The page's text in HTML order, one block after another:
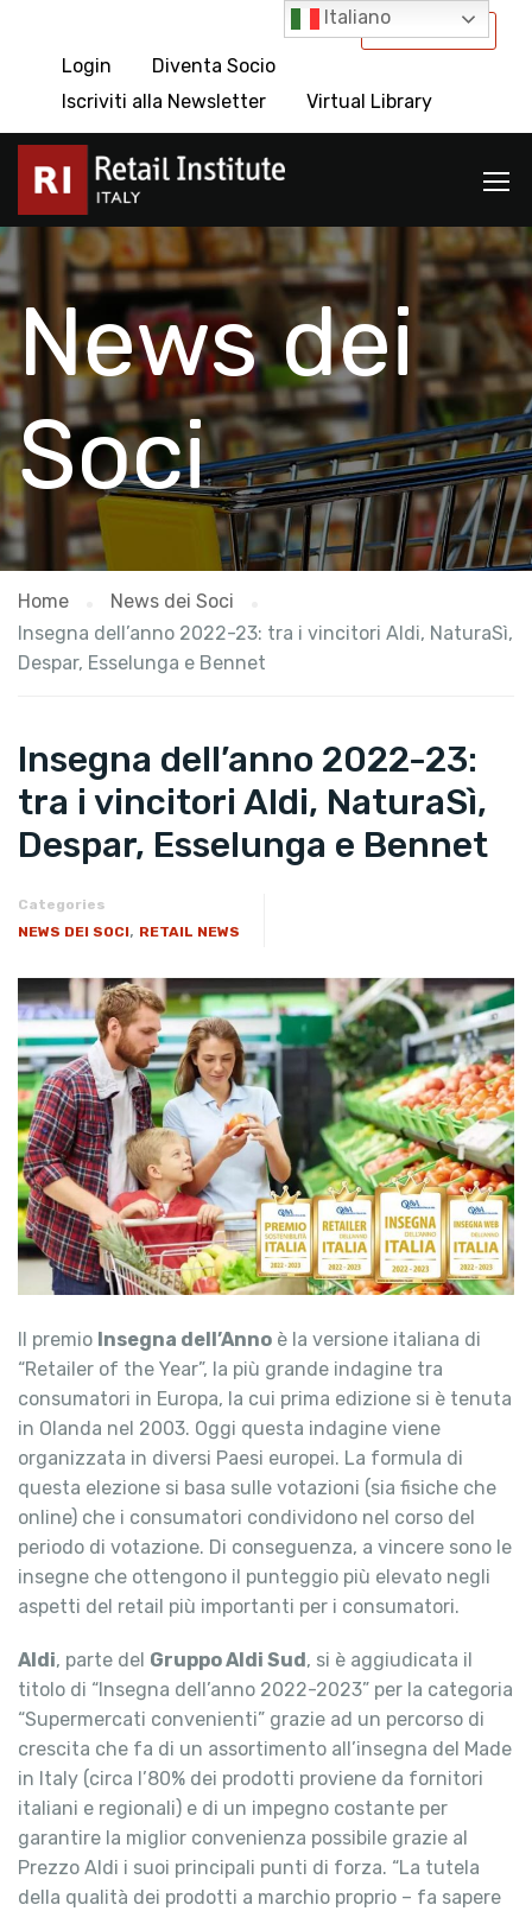
International
Login
Diventa Socio
Iscriviti alla Newsletter
Virtual Library
News dei
Soci
Home
News dei Soci
Insegna dell’anno 2022-23: tra i vincitori Aldi, NaturaSì,
Despar, Esselunga e Bennet
Insegna dell’anno 2022-23:
tra i vincitori Aldi, NaturaSì,
Despar, Esselunga e Bennet
Categories
NEWS DEI SOCI, RETAIL NEWS
Il premio Insegna dell’Anno è la versione italiana di
“Retailer of the Year”, la più grande indagine tra
consumatori in Europa, la cui prima edizione si è tenuta
in Olanda nel 2003. Oggi questa indagine viene
organizzata in diversi Paesi europei. La formula di
questa elezione si basa sulle votazioni (sia fisiche che
online) che i consumatori condividono nel corso del
periodo di votazione. Di conseguenza, a vincere sono le
insegne che ottengono il punteggio più elevato negli
aspetti del retail più importanti per i consumatori.
Aldi, parte del Gruppo Aldi Sud , si è aggiudicata il
titolo di “Insegna dell’anno 2022-2023” per la categoria
“Supermercati convenienti” grazie ad un percorso di
crescita che fa di un assortimento all’insegna del Made
in Italy (circa l’80% dei prodotti proviene da fornitori
italiani e regionali) e di un impegno costante per
garantire la miglior convenienza possibile grazie al
Prezzo Aldi i suoi principali punti di forza. “La tutela
della qualità dei prodotti a marchio proprio – fa sapere
Italiano